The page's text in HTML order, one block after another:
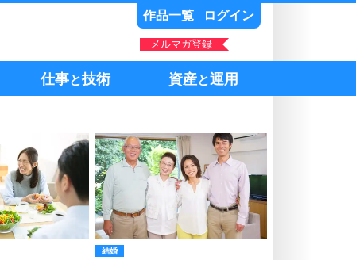
作品一覧 ログイン
メルマガ登録
仕事と技術 資産と運用
結婚